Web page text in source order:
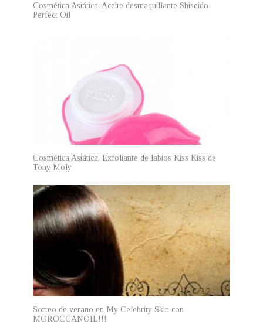
Cosmética Asiática: Aceite desmaquillante Shiseido
Perfect Oil
Cosmética Asiática. Exfoliante de labios Kiss Kiss de
Tony Moly
Sorteo de verano en My Celebrity Skin con
MOROCCANOIL!!!